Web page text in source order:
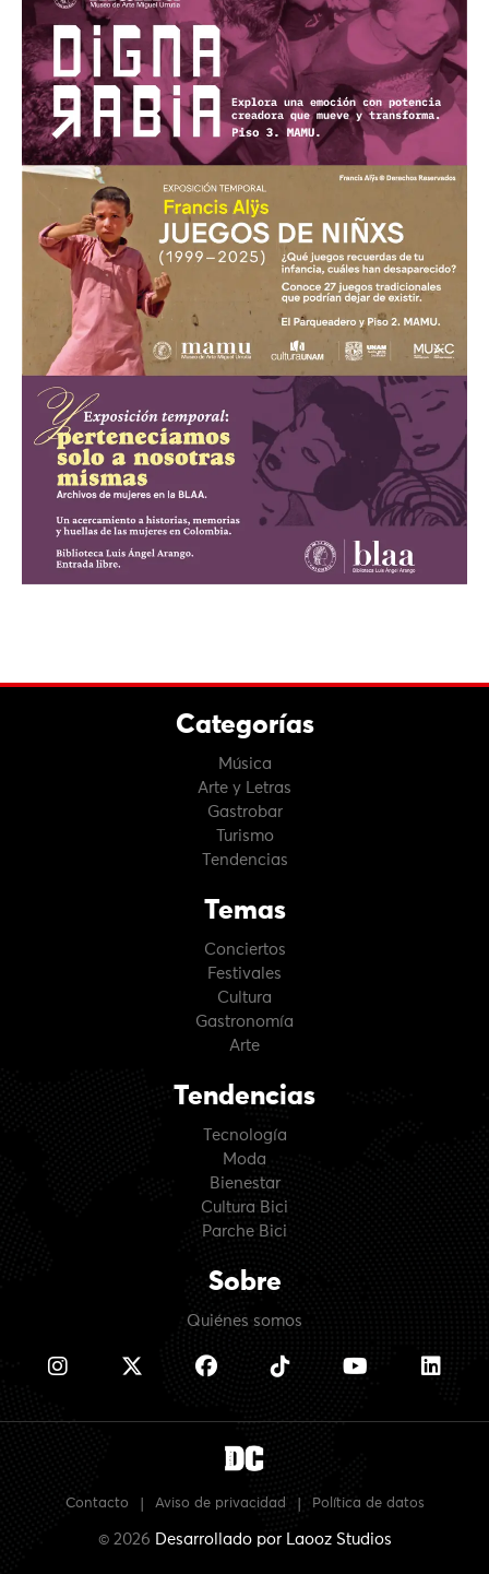
Categorías
Música
Arte y Letras
Gastrobar
Turismo
Tendencias
Temas
Conciertos
Festivales
Cultura
Gastronomía
Arte
Tendencias
Tecnología
Moda
Bienestar
Cultura Bici
Parche Bici
Sobre
Quiénes somos
Contacto Aviso de privacidad Política de datos
© 2026 Desarrollado por Laooz Studios